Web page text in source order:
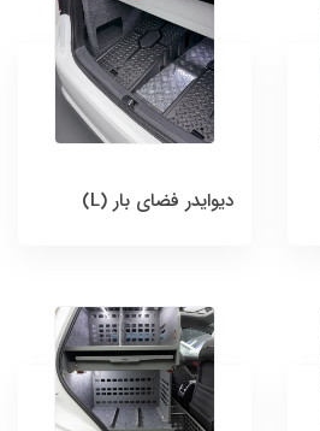
دیوایدر فضای بار (L)